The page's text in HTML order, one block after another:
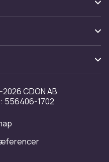
CDON AB
556406-1702